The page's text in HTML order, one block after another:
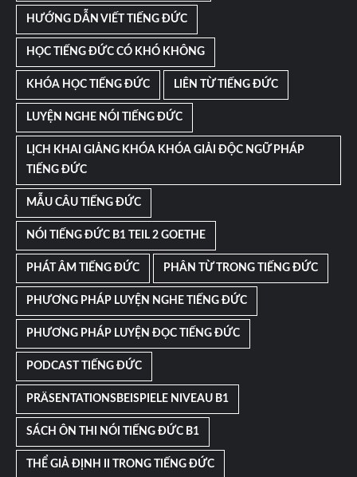
HƯỚNG DẪN VIẾT TIẾNG ĐỨC
HỌC TIẾNG ĐỨC CÓ KHÓ KHÔNG
KHÓA HỌC TIẾNG ĐỨC LIÊN TỪ TIẾNG ĐỨC
LUYỆN NGHE NÓI TIẾNG ĐỨC
LỊCH KHAI GIẢNG KHÓA KHÓA GIẢI ĐỘC NGỮ PHÁP
TIẾNG ĐỨC
MẪU CÂU TIẾNG ĐỨC
NÓI TIẾNG ĐỨC B1 TEIL 2 GOETHE
PHÁT ÂM TIẾNG ĐỨC PHÂN TỪ TRONG TIẾNG ĐỨC
PHƯƠNG PHÁP LUYỆN NGHE TIẾNG ĐỨC
PHƯƠNG PHÁP LUYỆN ĐỌC TIẾNG ĐỨC
PODCAST TIẾNG ĐỨC
PRÄSENTATIONSBEISPIELE NIVEAU B1
SÁCH ÔN THI NÓI TIẾNG ĐỨC B1
THỂ GIẢ ĐỊNH II TRONG TIẾNG ĐỨC